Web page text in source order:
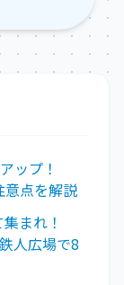
ップ！
意点を解説
まれ！
人広場で8